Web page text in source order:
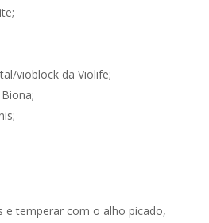
vioblock da Violife;
e temperar com o alho picado,